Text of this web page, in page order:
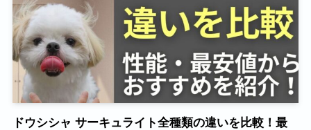
ドウシシャ サーキュライト全種類の違いを比較！最